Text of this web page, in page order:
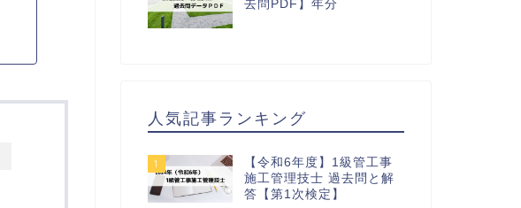
去問PDF】年分
人気記事ランキング
1
【令和6年度】1級管工事
施工管理技士 過去問と解
答【第1次検定】